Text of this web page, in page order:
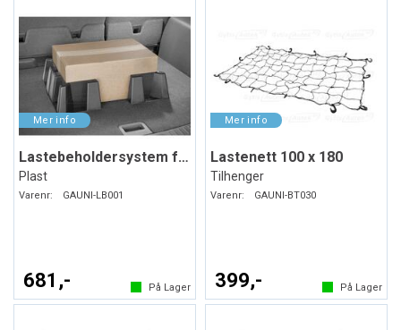
Lastebeholdersystem for bagasjerommet
Plast
Varenr: GAUNI-LB001
681,- På Lager
Lastenett 100 x 180
Tilhenger
Varenr: GAUNI-BT030
399,- På Lager